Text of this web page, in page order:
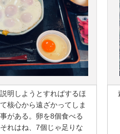
明しようとすればするほ
核心から遠ざかってしま
がある。卵を8個食べる
れはね、7個じゃ足りな